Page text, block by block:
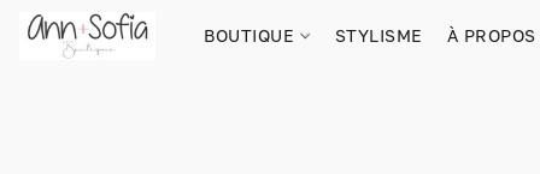
BOUTIQUE STYLISME À